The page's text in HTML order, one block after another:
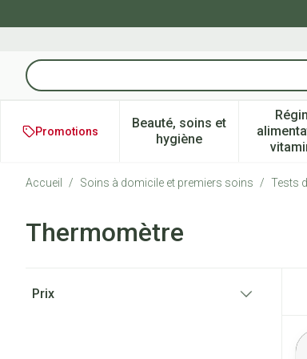
Rechercher
Promotions
Beauté, soins et
hygièneAfficher le sous-
Accueil / Soins à domicile et premiers soins / Tests
Thermomètre
Prix